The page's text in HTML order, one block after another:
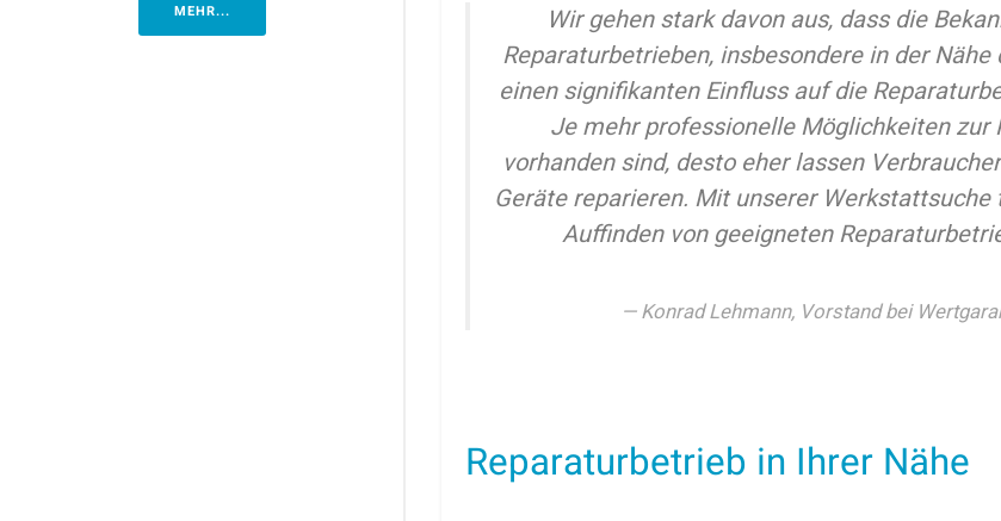
MEHR...
Wir gehen stark davon aus, dass die
Reparaturbetrieben, insbesondere in der Nähe
einen signifikanten Einfluss auf die
Je mehr professionelle Möglichkeiten zur
vorhanden sind, desto eher lassen
Geräte reparieren. Mit unserer
Auffinden von geeigneten
Konrad Lehmann, Vorstand bei
Reparaturbetrieb in Ihrer Nähe